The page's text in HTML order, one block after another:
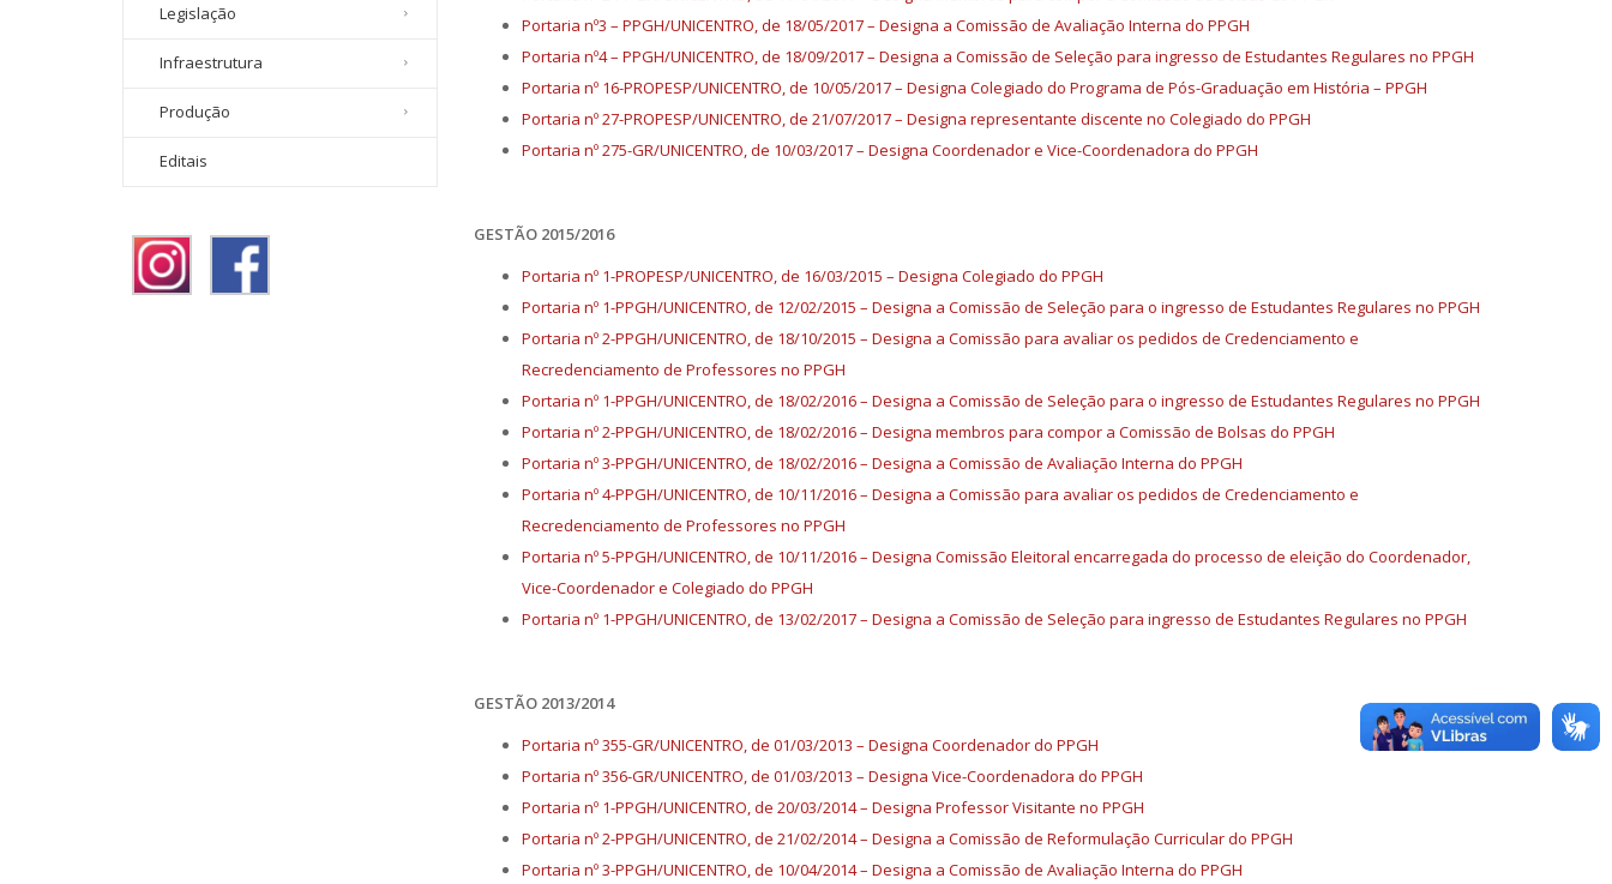
Portaria nº3 – PPGH/UNICENTRO, de 18/05/2017 – Designa a Comissão de Avaliação Interna do PPGH
Portaria nº4 – PPGH/UNICENTRO, de 18/09/2017 – Designa a Comissão de Seleção para ingresso de Estudantes Regulares no PPGH
Portaria nº 16-PROPESP/UNICENTRO, de 10/05/2017 – Designa Colegiado do Programa de Pós-Graduação em História – PPGH
Portaria nº 27-PROPESP/UNICENTRO, de 21/07/2017 – Designa representante discente no Colegiado do PPGH
Portaria nº 275-GR/UNICENTRO, de 10/03/2017 – Designa Coordenador e Vice-Coordenadora do PPGH
GESTÃO 2015/2016
Portaria nº 1-PROPESP/UNICENTRO, de 16/03/2015 – Designa Colegiado do PPGH
Portaria nº 1-PPGH/UNICENTRO, de 12/02/2015 – Designa a Comissão de Seleção para o ingresso de Estudantes Regulares no PPGH
Portaria nº 2-PPGH/UNICENTRO, de 18/10/2015 – Designa a Comissão para avaliar os pedidos de Credenciamento e
Recredenciamento de Professores no PPGH
Portaria nº 1-PPGH/UNICENTRO, de 18/02/2016 – Designa a Comissão de Seleção para o ingresso de Estudantes Regulares no PPGH
Portaria nº 2-PPGH/UNICENTRO, de 18/02/2016 – Designa membros para compor a Comissão de Bolsas do PPGH
Portaria nº 3-PPGH/UNICENTRO, de 18/02/2016 – Designa a Comissão de Avaliação Interna do PPGH
Portaria nº 4-PPGH/UNICENTRO, de 10/11/2016 – Designa a Comissão para avaliar os pedidos de Credenciamento e
Recredenciamento de Professores no PPGH
Portaria nº 5-PPGH/UNICENTRO, de 10/11/2016 – Designa Comissão Eleitoral encarregada do processo de eleição do Coordenador,
Vice-Coordenador e Colegiado do PPGH
Portaria nº 1-PPGH/UNICENTRO, de 13/02/2017 – Designa a Comissão de Seleção para ingresso de Estudantes Regulares no PPGH
GESTÃO 2013/2014
Portaria nº 355-GR/UNICENTRO, de 01/03/2013 – Designa Coordenador do PPGH
Portaria nº 356-GR/UNICENTRO, de 01/03/2013 – Designa Vice-Coordenadora do PPGH
Portaria nº 1-PPGH/UNICENTRO, de 20/03/2014 – Designa Professor Visitante no PPGH
Portaria nº 2-PPGH/UNICENTRO, de 21/02/2014 – Designa a Comissão de Reformulação Curricular do PPGH
Portaria nº 3-PPGH/UNICENTRO, de 10/04/2014 – Designa a Comissão de Avaliação Interna do PPGH
Legislação
Infraestrutura
Produção
Editais